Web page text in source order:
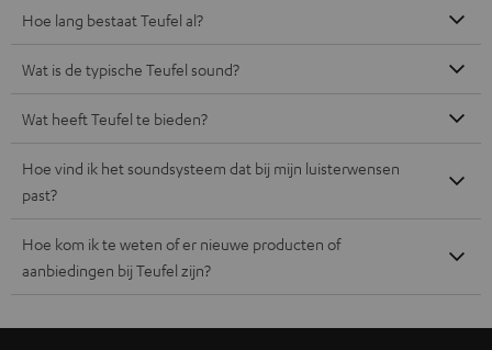
Hoe lang bestaat Teufel al?
Wat is de typische Teufel sound?
Wat heeft Teufel te bieden?
Hoe vind ik het soundsysteem dat bij mijn luisterwensen
past?
Hoe kom ik te weten of er nieuwe producten of
aanbiedingen bij Teufel zijn?